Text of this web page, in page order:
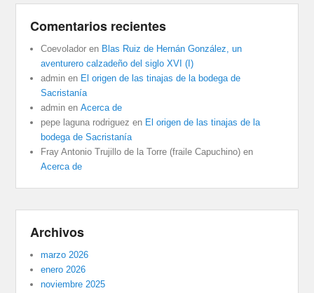
Comentarios recientes
Coevolador en Blas Ruiz de Hernán González, un
aventurero calzadeño del siglo XVI (I)
admin en El origen de las tinajas de la bodega de
Sacristanía
admin enAcerca de
pepe laguna rodriguez en El origen de las tinajas de la
bodega de Sacristanía
Fray Antonio Trujillo de la Torre (fraile Capuchino) en
Acerca de
Archivos
marzo 2026
enero 2026
noviembre 2025